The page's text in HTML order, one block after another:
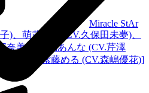
Miracle StAr
)、萌黄えも (CV.久保田未夢)、
奈美)
、赤城あんな (CV.芹澤
友希)、紫藤める (CV.森嶋優花)]